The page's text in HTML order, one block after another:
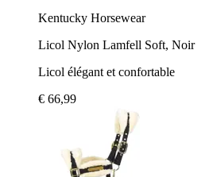
Kentucky Horsewear
Licol Nylon Lamfell Soft, Noir
Licol élégant et confortable
€ 66,99